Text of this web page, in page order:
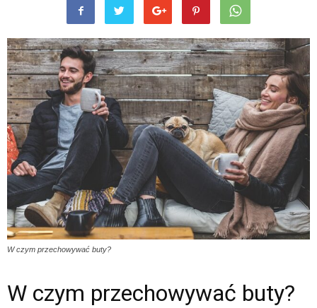
W czym przechowywać buty?
W czym przechowywać buty?